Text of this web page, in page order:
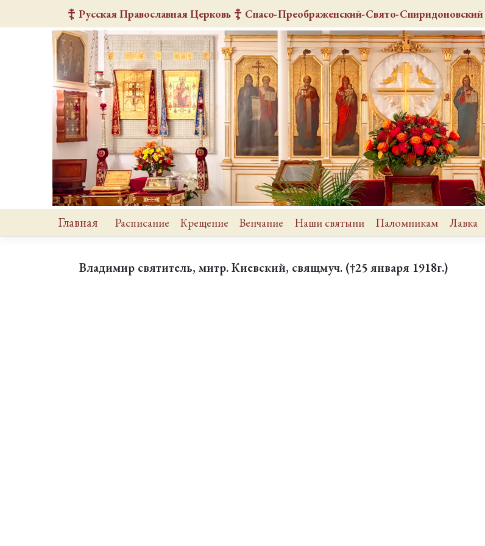
Русская Православная Церковь Спасо-Преображенский-Свято-Спиридоновский
Главная Расписание Крещение Венчание Наши святыни Паломникам Лавка
Владимир святитель, митр. Киевский, свящмуч. (†25 января 1918г.)